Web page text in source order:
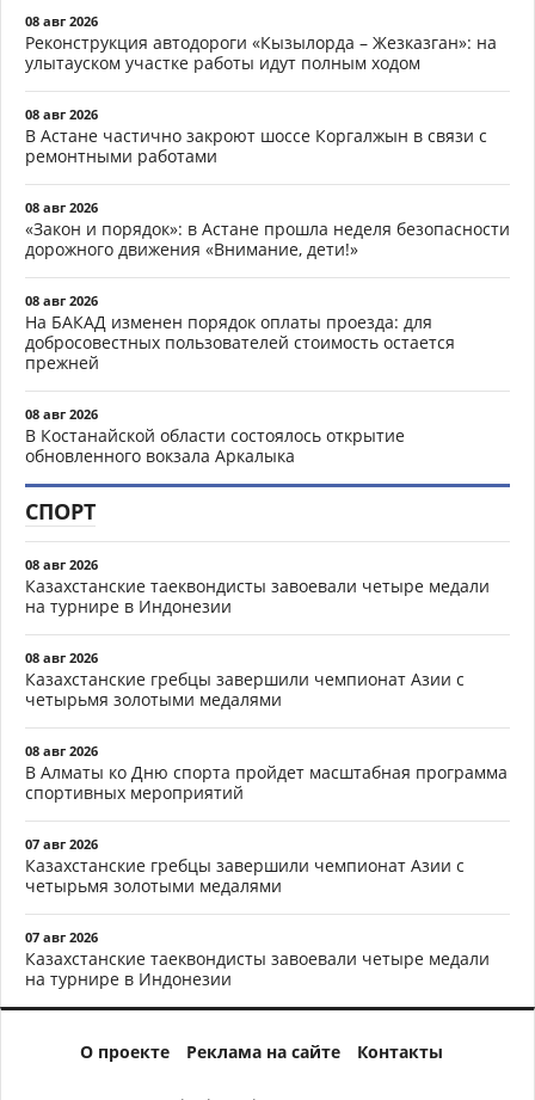
08 авг 2026
Реконструкция автодороги «Кызылорда – Жезказган»: на
улытауском участке работы идут полным ходом
08 авг 2026
В Астане частично закроют шоссе Коргалжын в связи с
ремонтными работами
08 авг 2026
«Закон и порядок»: в Астане прошла неделя безопасности
дорожного движения «Внимание, дети!»
08 авг 2026
На БАКАД изменен порядок оплаты проезда: для
добросовестных пользователей стоимость остается
прежней
08 авг 2026
В Костанайской области состоялось открытие
обновленного вокзала Аркалыка
СПОРТ
08 авг 2026
Казахстанские таеквондисты завоевали четыре медали
на турнире в Индонезии
08 авг 2026
Казахстанские гребцы завершили чемпионат Азии с
четырьмя золотыми медалями
08 авг 2026
В Алматы ко Дню спорта пройдет масштабная программа
спортивных мероприятий
07 авг 2026
Казахстанские гребцы завершили чемпионат Азии с
четырьмя золотыми медалями
07 авг 2026
Казахстанские таеквондисты завоевали четыре медали
на турнире в Индонезии
О проекте Реклама на сайте Контакты